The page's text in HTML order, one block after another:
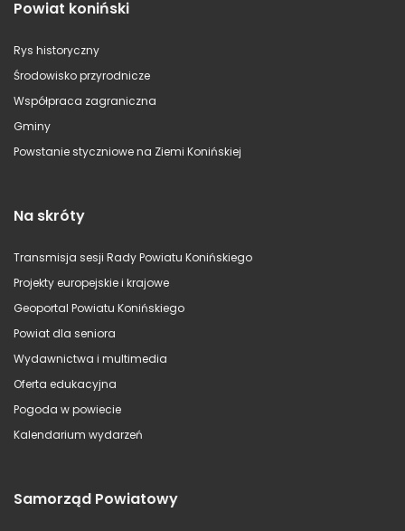
Powiat koniński
Rys historyczny
Środowisko przyrodnicze
Współpraca zagraniczna
Gminy
Powstanie styczniowe na Ziemi Konińskiej
Na skróty
Transmisja sesji Rady Powiatu Konińskiego
Projekty europejskie i krajowe
Geoportal Powiatu Konińskiego
Powiat dla seniora
Wydawnictwa i multimedia
Oferta edukacyjna
Pogoda w powiecie
Kalendarium wydarzeń
Samorząd Powiatowy